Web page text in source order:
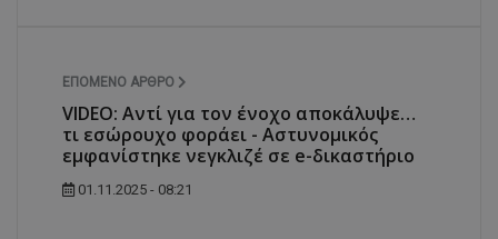
ΕΠΌΜΕΝΟ ΆΡΘΡΟ
VIDEO: Αντί για τον ένοχο αποκάλυψε…
τι εσώρουχο φοράει - Αστυνομικός
εμφανίστηκε νεγκλιζέ σε e-δικαστήριο
01.11.2025 - 08:21